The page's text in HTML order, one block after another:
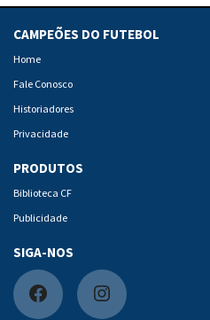
CAMPEÕES DO FUTEBOL
Home
Fale Conosco
Historiadores
Privacidade
PRODUTOS
Biblioteca CF
Publicidade
SIGA-NOS
F I